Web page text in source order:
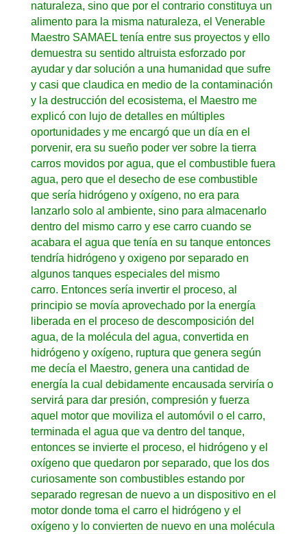
naturaleza, sino que por el contrario constituya un
alimento para la misma naturaleza, el Venerable
Maestro SAMAEL tenía entre sus proyectos y ello
demuestra su sentido altruista esforzado por
ayudar y dar solución a una humanidad que sufre
y casi que claudica en medio de la contaminación
y la destrucción del ecosistema, el Maestro me
explicó con lujo de detalles en múltiples
oportunidades y me encargó que un día en el
porvenir, era su sueño poder ver sobre la tierra
carros movidos por agua, que el combustible fuera
agua, pero que el desecho de ese combustible
que sería hidrógeno y oxígeno, no era para
lanzarlo solo al ambiente, sino para almacenarlo
dentro del mismo carro y ese carro cuando se
acabara el agua que tenía en su tanque entonces
tendría hidrógeno y oxigeno por separado en
algunos tanques especiales del mismo
carro. Entonces sería invertir el proceso, al
principio se movía aprovechado por la energía
liberada en el proceso de descomposición del
agua, de la molécula del agua, convertida en
hidrógeno y oxígeno, ruptura que genera según
me decía el Maestro, genera una cantidad de
energía la cual debidamente encausada serviría o
servirá para dar presión, compresión y fuerza
aquel motor que moviliza el automóvil o el carro,
terminada el agua que va dentro del tanque,
entonces se invierte el proceso, el hidrógeno y el
oxígeno que quedaron por separado, que los dos
curiosamente son combustibles estando por
separado regresan de nuevo a un dispositivo en el
motor donde toma el carro el hidrógeno y el
oxígeno y lo convierten de nuevo en una molécula